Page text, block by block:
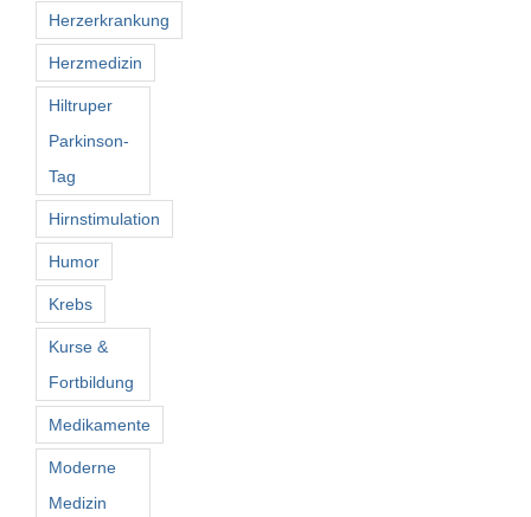
Herzerkrankung
Herzmedizin
Hiltruper
Parkinson-
Tag
Hirnstimulation
Humor
Krebs
Kurse &
Fortbildung
Medikamente
Moderne
Medizin